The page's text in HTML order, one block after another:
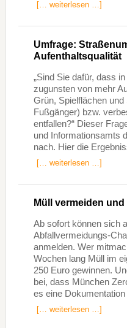
[… weiterlesen …]
Umfrage:
Aufenthaltsqualität
„Sind Sie dafür, dass
zugunsten von mehr
Grün, Spielflächen
Fußgänger) bzw.
entfallen?“ Dieser
und Informationsamts
nach. Hier die
[… weiterlesen …]
Müll vermeiden
Ab sofort können sich
Abfallvermeidungs-
anmelden. Wer
Wochen lang Müll im
250 Euro gewinnen.
bei, dass München
es eine
[… weiterlesen …]